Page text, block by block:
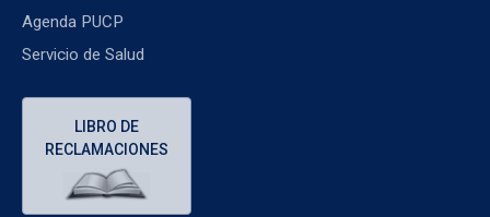
Agenda PUCP
Servicio de Salud
LIBRO DE
RECLAMACIONES